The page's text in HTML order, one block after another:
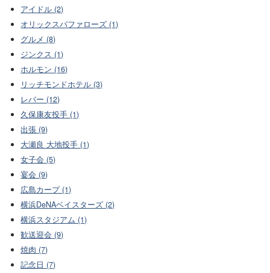
アイドル (2)
オリックスバファローズ (1)
グルメ (8)
ジンクス (1)
ホルモン (16)
リッチモンドホテル (3)
レバー (12)
久保康友投手 (1)
出張 (9)
大瀬良 大地投手 (1)
女子会 (5)
宴会 (9)
広島カープ (1)
横浜DeNAベイスターズ (2)
横浜スタジアム (1)
歓送迎会 (9)
焼肉 (7)
記念日 (7)